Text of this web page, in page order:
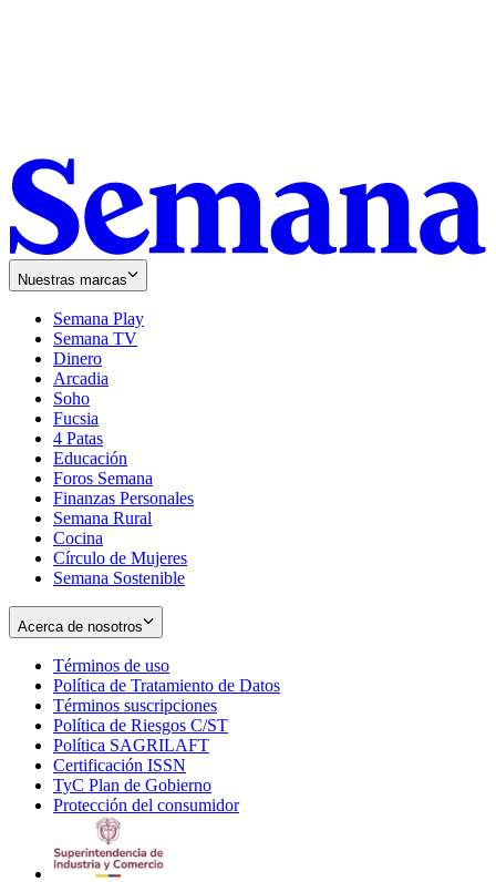
Nuestras marcas
Semana Play
Semana TV
Dinero
Arcadia
Soho
in
new
window
Fucsia
in
new
window
4 Patas
Educación
Foros Semana
Finanzas Personales
Semana Rural
Cocina
Círculo de Mujeres
Semana Sostenible
Acerca de nosotros
Términos de uso
in
new
window
Política de Tratamiento de Datos
Términos suscripciones
in
Política de Riesgos C/ST
Política SAGRILAFT
new
window
Certificación ISSN
in
new
TyC Plan de Gobierno
in
Protección del consumidorOpens